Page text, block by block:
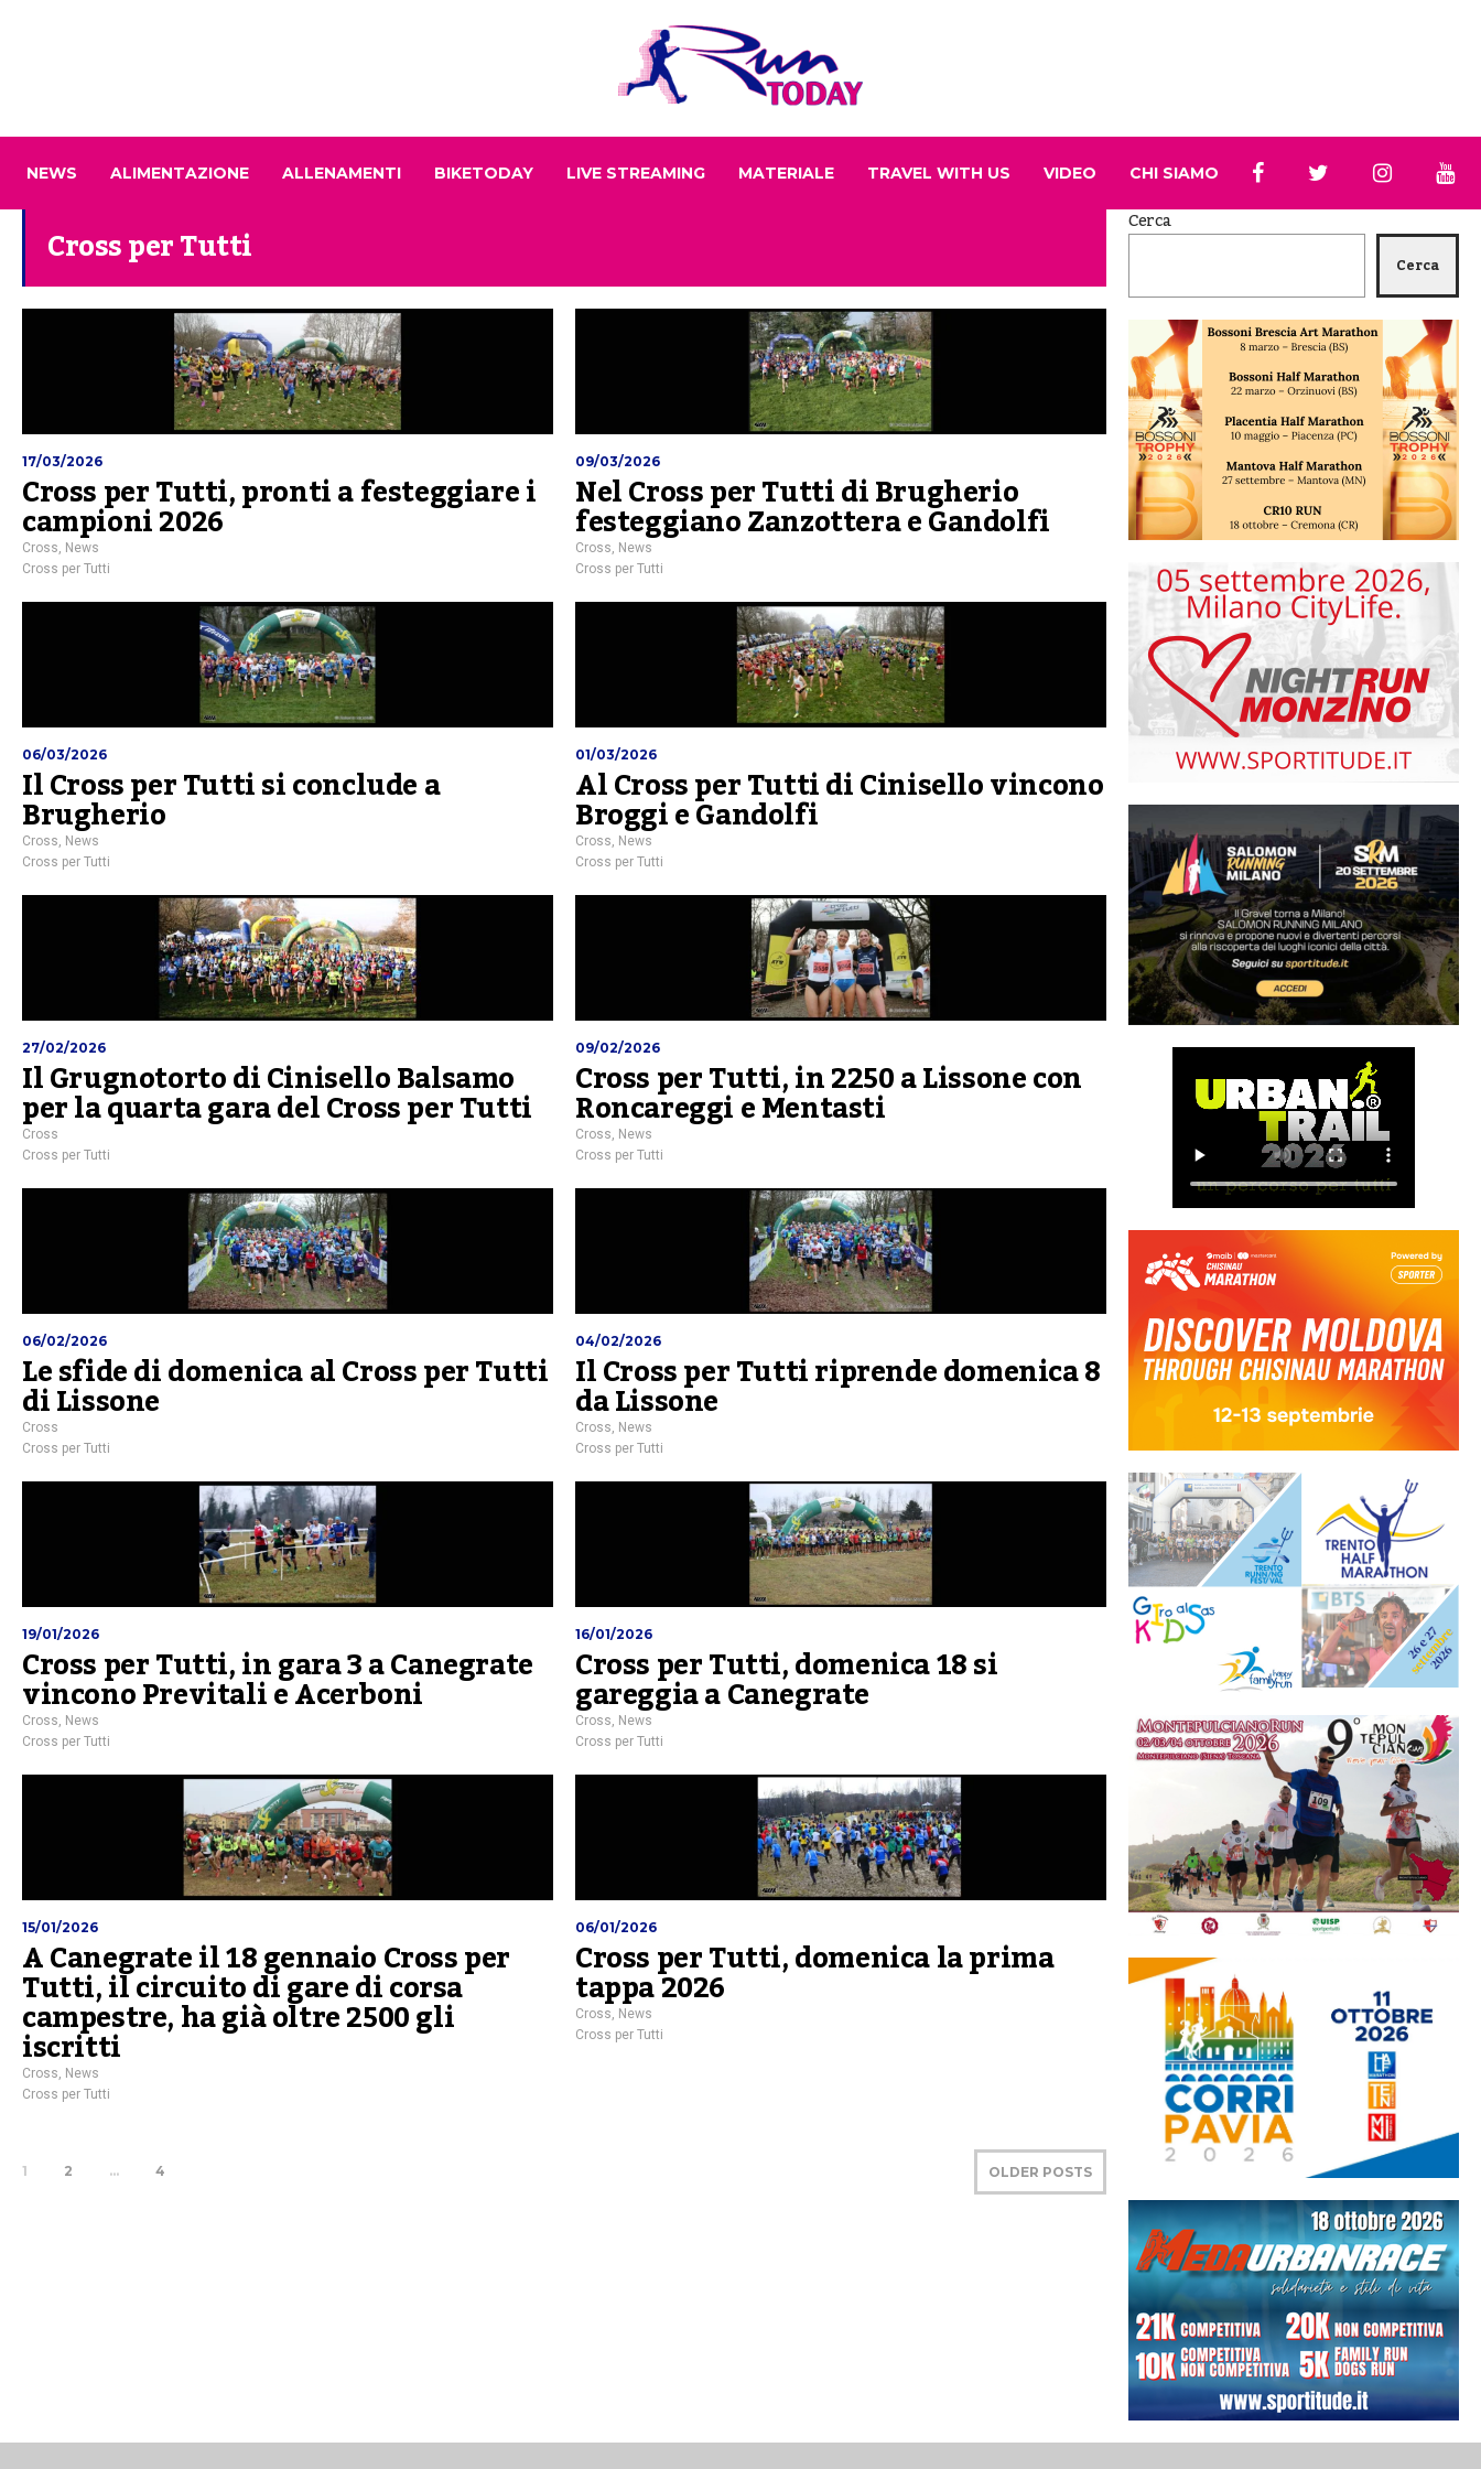
NEWS ALIMENTAZIONE ALLENAMENTI BIKETODAY LIVE STREAMING MATERIALE TRAVEL WITH US VIDEO CHI SIAMO
Cross per Tutti
17/03/2026
Cross per Tutti, pronti a festeggiare i
campioni 2026
Cross, News
Cross per Tutti
09/03/2026
Nel Cross per Tutti di Brugherio
festeggiano Zanzottera e Gandolfi
Cross, News
Cross per Tutti
06/03/2026
Il Cross per Tutti si conclude a
Brugherio
Cross, News
Cross per Tutti
01/03/2026
Al Cross per Tutti di Cinisello vincono
Broggi e Gandolfi
Cross, News
Cross per Tutti
27/02/2026
Il Grugnotorto di Cinisello Balsamo
per la quarta gara del Cross per Tutti
Cross
Cross per Tutti
09/02/2026
Cross per Tutti, in 2250 a Lissone con
Roncareggi e Mentasti
Cross, News
Cross per Tutti
06/02/2026
Le sfide di domenica al Cross per Tutti
di Lissone
Cross
Cross per Tutti
04/02/2026
Il Cross per Tutti riprende domenica 8
da Lissone
Cross, News
Cross per Tutti
19/01/2026
Cross per Tutti, in gara 3 a Canegrate
vincono Previtali e Acerboni
Cross, News
Cross per Tutti
16/01/2026
Cross per Tutti, domenica 18 si
gareggia a Canegrate
Cross, News
Cross per Tutti
15/01/2026
A Canegrate il 18 gennaio Cross per
Tutti, il circuito di gare di corsa
campestre, ha già oltre 2500 gli
iscritti
Cross, News
Cross per Tutti
06/01/2026
Cross per Tutti, domenica la prima
tappa 2026
Cross, News
Cross per Tutti
1 2 … 4 OLDER POSTS
Cerca
Cerca